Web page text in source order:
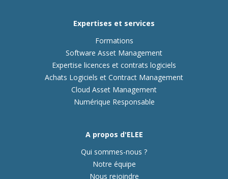
Expertises et services
Formations
Software Asset Management
Expertise licences et contrats logiciels
Achats Logiciels et Contract Management
Cloud Asset Management
Numérique Responsable
A propos d'ELEE
Qui sommes-nous ?
Notre équipe
Nous rejoindre